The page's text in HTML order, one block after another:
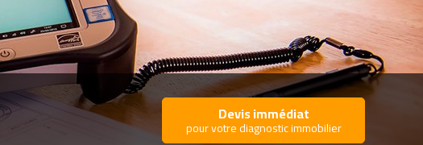
Devis immédiat
pour votre diagnostic immobilier